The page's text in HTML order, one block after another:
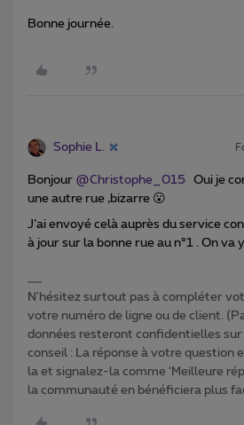
Bonne journée.
Sophie L.
Bonjour @Christophe_015 Oui je
une autre rue ,bizarre 😮
J’ai envoyé celà auprès du service
à jour sur la bonne rue au n°1 . On va
N'hésitez surtout pas à compléter
votre numéro de ligne ou de client.
données resteront confidentielles
conseil : La réponse à votre question
la et signalez-la comme ‘Meilleure
la communauté en bénéficiera plus